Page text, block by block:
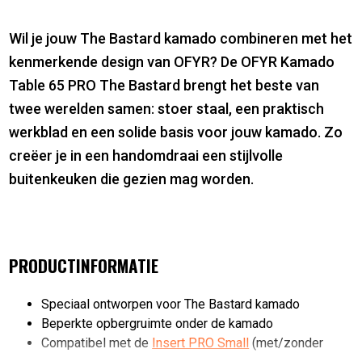
Wil je jouw The Bastard kamado combineren met het
kenmerkende design van OFYR? De OFYR Kamado
Table 65 PRO The Bastard brengt het beste van
twee werelden samen: stoer staal, een praktisch
werkblad en een solide basis voor jouw kamado. Zo
creëer je in een handomdraai een stijlvolle
buitenkeuken die gezien mag worden.
PRODUCTINFORMATIE
Speciaal ontworpen voor The Bastard kamado
Beperkte opbergruimte onder de kamado
Compatibel met de Insert PRO Small (met/zonder